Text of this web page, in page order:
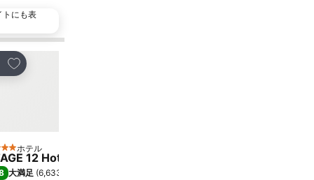
トにも表
ア
お気に入りに追加
テルのランク
ホテル
12 Hotel by Penz
大満足 (6,633件の評価